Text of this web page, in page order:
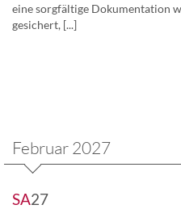
eine sorgfältige Dokumentation
gesichert, [...]
Februar 2027
SA27